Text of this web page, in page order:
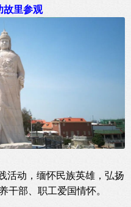
故里参观
活动，缅怀民族英雄，弘扬
干部、职工爱国情怀。